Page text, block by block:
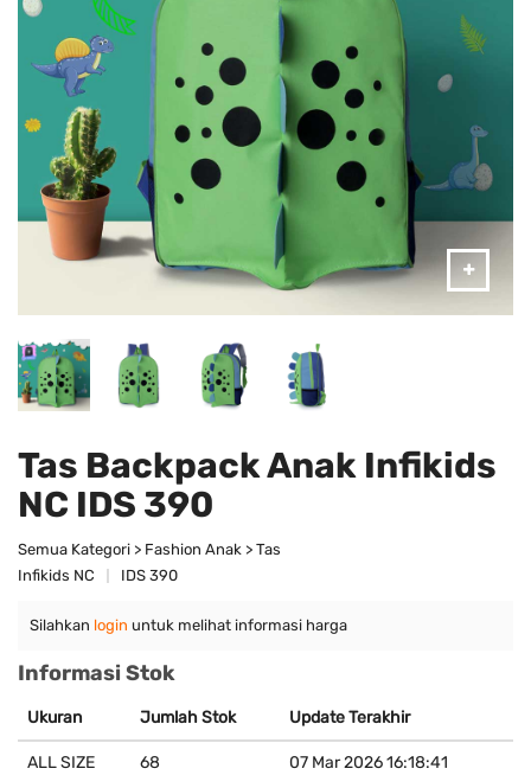
Tas Backpack Anak Infikids
NC IDS 390
Semua Kategori > Fashion Anak > Tas
Infikids NC
IDS 390
Silahkan login untuk melihat informasi harga
Informasi Stok
Ukuran Jumlah Stok Update Terakhir
ALL SIZE 68 07 Mar 2026 16:18:41